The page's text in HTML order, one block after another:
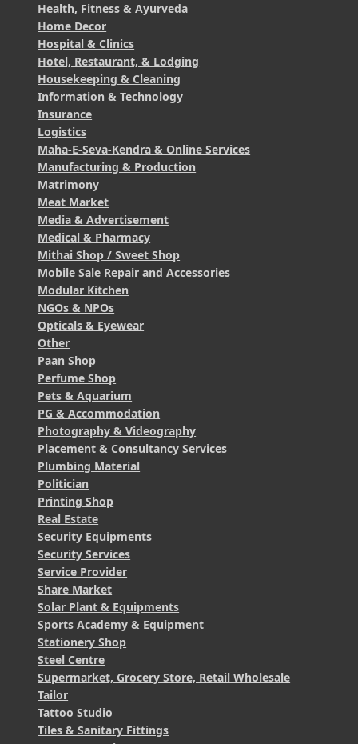
Health, Fitness & Ayurveda
Home Decor
Hospital & Clinics
Hotel, Restaurant, & Lodging
Housekeeping & Cleaning
Information & Technology
Insurance
Logistics
Maha-E-Seva-Kendra & Online Services
Manufacturing & Production
Matrimony
Meat Market
Media & Advertisement
Medical & Pharmacy
Mithai Shop / Sweet Shop
Mobile Sale Repair and Accessories
Modular Kitchen
NGOs & NPOs
Opticals & Eyewear
Other
Paan Shop
Perfume Shop
Pets & Aquarium
PG & Accommodation
Photography & Videography
Placement & Consultancy Services
Plumbing Material
Politician
Printing Shop
Real Estate
Security Equipments
Security Services
Service Provider
Share Market
Solar Plant & Equipments
Sports Academy & Equipment
Stationery Shop
Steel Centre
Supermarket, Grocery Store, Retail Wholesale
Tailor
Tattoo Studio
Tiles & Sanitary Fittings